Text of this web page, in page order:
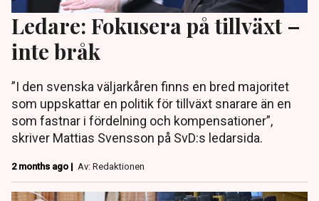
Ledare: Fokusera på tillväxt –
inte bråk
”I den svenska väljarkåren finns en bred majoritet
som uppskattar en politik för tillväxt snarare än en
som fastnar i fördelning och kompensationer”,
skriver Mattias Svensson på SvD:s ledarsida.
2 months ago | Av: Redaktionen